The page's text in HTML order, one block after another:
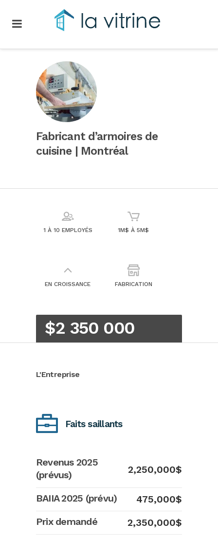
Fabricant d’armoires de
cuisine | Montréal
1 À 10 EMPLOYÉS 1M$ À 5M$
EN CROISSANCE FABRICATION
$2 350 000
L'Entreprise
Faits saillants
Revenus 2025
(prévus)
2,250,000$
BAIIA 2025 (prévu)
475,000$
Prix demandé
2,350,000$